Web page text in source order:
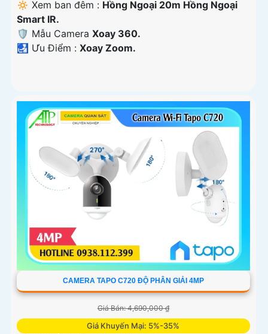
🔅 Xem ban đêm : Hồng Ngoại 20m Hồng Ngoại
Smart IR.
🛡 Mẫu Camera Xoay 360.
️🛃 Ưu Điểm : Xoay Zoom.
CAMERA TAPO C720 ĐỘ PHÂN GIẢI 4MP
Giá Bán: 4,690,000 ₫
Giá Khuyến Mại: 5%-35%